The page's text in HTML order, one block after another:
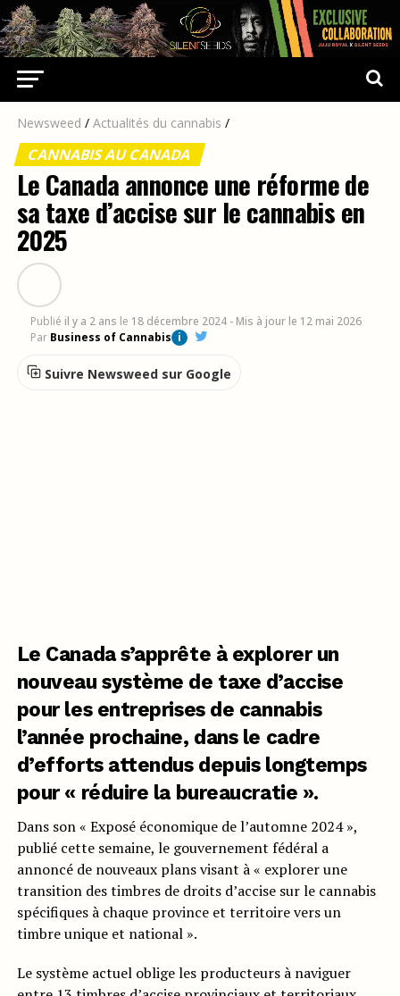
Newsweed / Actualités du cannabis /
CANNABIS AU CANADA
Le Canada annonce une réforme de
sa taxe d’accise sur le cannabis en
2025
Publié il y a 2 ans le 18 décembre 2024 - Mis à jour le 12 mai 2026
Par Business of Cannabis i
Suivre Newsweed sur Google
Le Canada s’apprête à explorer un
nouveau système de taxe d’accise
pour les entreprises de cannabis
l’année prochaine, dans le cadre
d’efforts attendus depuis longtemps
pour « réduire la bureaucratie ».
Dans son « Exposé économique de l’automne 2024 »,
publié cette semaine, le gouvernement fédéral a
annoncé de nouveaux plans visant à « explorer une
transition des timbres de droits d’accise sur le cannabis
spécifiques à chaque province et territoire vers un
timbre unique et national ».
Le système actuel oblige les producteurs à naviguer